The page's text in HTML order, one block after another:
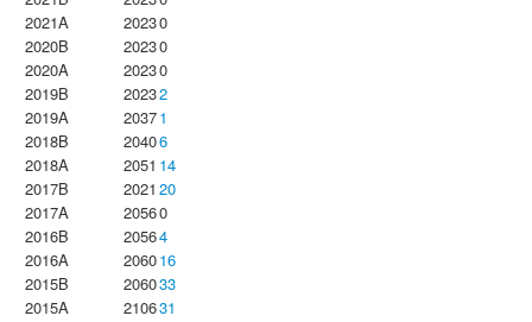
2021A
20230
2020B
20230
2020A
20230
2019B
20232
2019A
20371
2018B
20406
2018A
2051 14
2017B
2021 20
2017A
20560
2016B
20564
2016A
206016
2015B
206033
2015A
210631